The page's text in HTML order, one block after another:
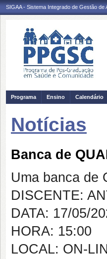
SIGAA - Sistema Integrado de Gestão de
Programa Ensino Calendário
Notícias
Banca de
Uma banca de
DISCENTE:
DATA: 17/05/
HORA: 15:00
LOCAL: ON-